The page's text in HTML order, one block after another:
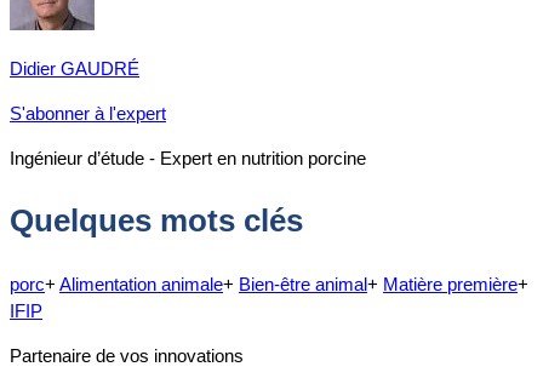
Didier GAUDRÉ
S'abonner à l'expert
Ingénieur d’étude - Expert en nutrition porcine
Quelques mots clés
porc+ Alimentation animale+ Bien-être animal+ Matière première+
IFIP
Partenaire de vos innovations